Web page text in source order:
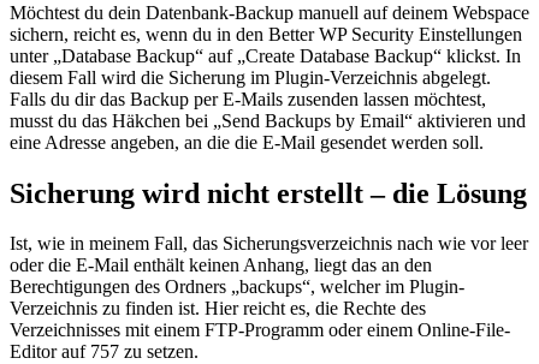
Möchtest du dein Datenbank-Backup manuell auf deinem Webspace
sichern, reicht es, wenn du in den Better WP Security Einstellungen
unter „Database Backup“ auf „Create Database Backup“ klickst. In
diesem Fall wird die Sicherung im Plugin-Verzeichnis abgelegt.
Falls du dir das Backup per E-Mails zusenden lassen möchtest,
musst du das Häkchen bei „Send Backups by Email“ aktivieren und
eine Adresse angeben, an die die E-Mail gesendet werden soll.
Sicherung wird nicht erstellt – die Lösung
Ist, wie in meinem Fall, das Sicherungsverzeichnis nach wie vor leer
oder die E-Mail enthält keinen Anhang, liegt das an den
Berechtigungen des Ordners „backups“, welcher im Plugin-
Verzeichnis zu finden ist. Hier reicht es, die Rechte des
Verzeichnisses mit einem FTP-Programm oder einem Online-File-
Editor auf 757 zu setzen.